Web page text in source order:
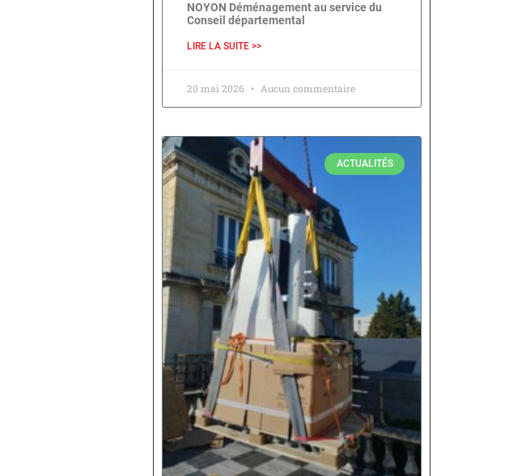
NOYON Déménagement au service du
Conseil départemental
LIRE LA SUITE >>
20 mai 2026 Aucun commentaire
ACTUALITÉS